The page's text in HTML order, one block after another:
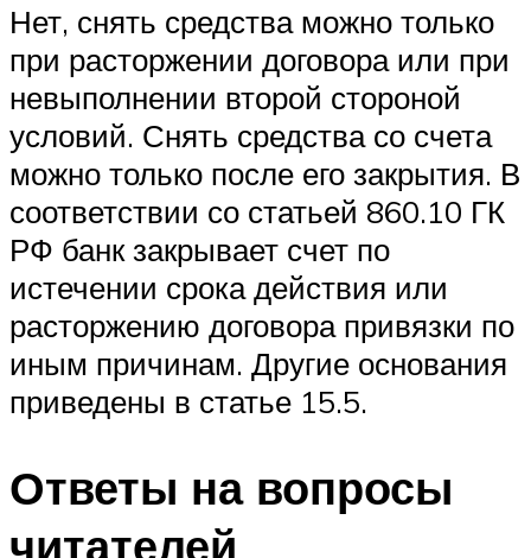
Нет, снять средства можно только
при расторжении договора или при
невыполнении второй стороной
условий. Снять средства со счета
можно только после его закрытия. В
соответствии со статьей 860.10 ГК
РФ банк закрывает счет по
истечении срока действия или
расторжению договора привязки по
иным причинам. Другие основания
приведены в статье 15.5.
Ответы на вопросы
читателей